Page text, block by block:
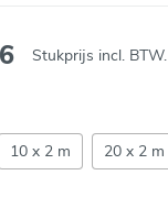
Stukprijs incl. BTW.
10 x 2 m 20 x 2 m